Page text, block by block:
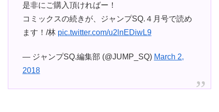
是非にご購入頂ければー！
コミックスの続きが、ジャンプSQ.４月号で読め
ます！/林 pic.twitter.com/u2lnEDiwL9
— ジャンプSQ.編集部 (@JUMP_SQ) March 2,
2018